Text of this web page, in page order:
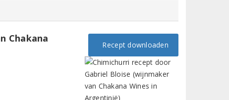
Chakana
Recept downloaden